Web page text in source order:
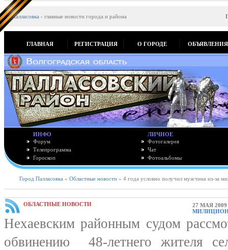
Палласовка - главные новости города и района
ГЛАВНАЯ РЕГИСТРАЦИЯ О ГОРОДЕ ОБЪЯВЛЕНИЯ
ИНФО
Форум
Телепрограмма
Гороскоп
ЛИЧНОЕ
Фотогалерея
Чат
Фотоальбомы
Город Палласовка » Областные новости » 4 года условно получил мужчина из-за
ОБЛАСТНЫЕ НОВОСТИ
27 МАЯ
Нехаевским районным судом
обвинению 48-летнего жителя